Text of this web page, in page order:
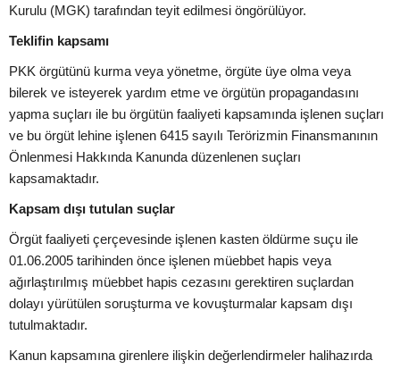
Kurulu (MGK) tarafından teyit edilmesi öngörülüyor.
Teklifin kapsamı
PKK örgütünü kurma veya yönetme, örgüte üye olma veya
bilerek ve isteyerek yardım etme ve örgütün propagandasını
yapma suçları ile bu örgütün faaliyeti kapsamında işlenen suçları
ve bu örgüt lehine işlenen 6415 sayılı Terörizmin Finansmanının
Önlenmesi Hakkında Kanunda düzenlenen suçları
kapsamaktadır.
Kapsam dışı tutulan suçlar
Örgüt faaliyeti çerçevesinde işlenen kasten öldürme suçu ile
01.06.2005 tarihinden önce işlenen müebbet hapis veya
ağırlaştırılmış müebbet hapis cezasını gerektiren suçlardan
dolayı yürütülen soruşturma ve kovuşturmalar kapsam dışı
tutulmaktadır.
Kanun kapsamına girenlere ilişkin değerlendirmeler halihazırda